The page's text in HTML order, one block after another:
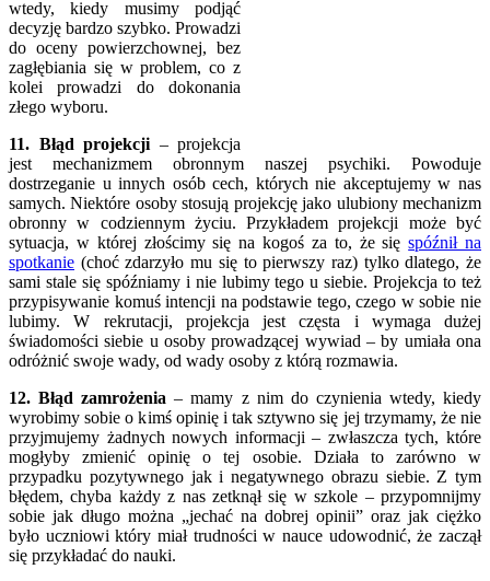
wtedy, kiedy musimy podjąć
decyzję bardzo szybko. Prowadzi
do oceny powierzchownej, bez
zagłębiania się w problem, co z
kolei prowadzi do dokonania
złego wyboru.
11. Błąd projekcji – projekcja
jest mechanizmem obronnym naszej psychiki. Powoduje
dostrzeganie u innych osób cech, których nie akceptujemy w nas
samych. Niektóre osoby stosują projekcję jako ulubiony mechanizm
obronny w codziennym życiu. Przykładem projekcji może być
sytuacja, w której złościmy się na kogoś za to, że sięspóźnił na
spotkanie (choć zdarzyło mu się to pierwszy raz) tylko dlatego, że
sami stale się spóźniamy i nie lubimy tego u siebie. Projekcja to też
przypisywanie komuś intencji na podstawie tego, czego w sobie nie
lubimy. W rekrutacji, projekcja jest częsta i wymaga dużej
świadomości siebie u osoby prowadzącej wywiad – by umiała ona
odróżnić swoje wady, od wady osoby z którą rozmawia.
12. Błąd zamrożenia– mamy z nim do czynienia wtedy, kiedy
wyrobimy sobie o kimś opinię i tak sztywno się jej trzymamy, że nie
przyjmujemy żadnych nowych informacji – zwłaszcza tych, które
mogłyby zmienić opinię o tej osobie. Działa to zarówno w
przypadku pozytywnego jak i negatywnego obrazu siebie. Z tym
błędem, chyba każdy z nas zetknął się w szkole – przypomnijmy
sobie jak długo można „jechać na dobrej opinii” oraz jak ciężko
było uczniowi który miał trudności w nauce udowodnić, że zaczął
się przykładać do nauki.